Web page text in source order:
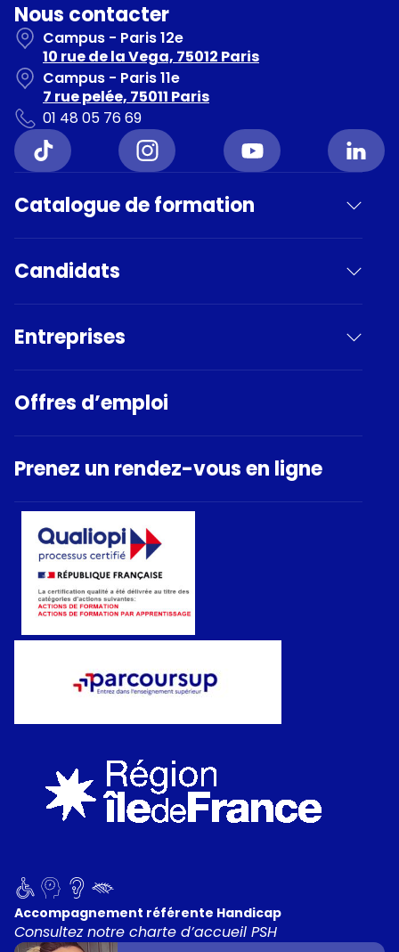
Nous contacter
Campus - Paris 12e
10 rue de la Vega, 75012 Paris
Campus - Paris 11e
7 rue pelée, 75011 Paris
01 48 05 76 69
Catalogue de formation
Candidats
Entreprises
Offres d’emploi
Prenez un rendez-vous en ligne
Accompagnement référente Handicap
Consultez notre charte d’accueil PSH